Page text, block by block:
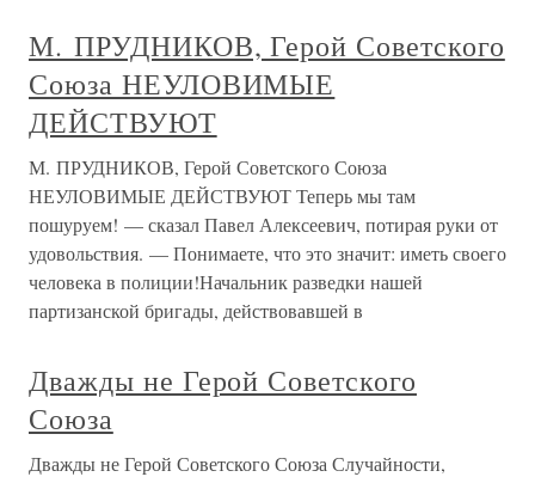
М. ПРУДНИКОВ, Герой Советского
Союза НЕУЛОВИМЫЕ
ДЕЙСТВУЮТ
М. ПРУДНИКОВ, Герой Советского Союза
НЕУЛОВИМЫЕ ДЕЙСТВУЮТ Теперь мы там
пошуруем! — сказал Павел Алексеевич, потирая руки от
удовольствия. — Понимаете, что это значит: иметь своего
человека в полиции!Начальник разведки нашей
партизанской бригады, действовавшей в
Дважды не Герой Советского
Союза
Дважды не Герой Советского Союза Случайности,